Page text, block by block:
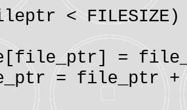
< FILESIZE)
=
= file_ptr +